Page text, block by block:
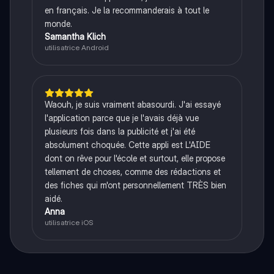
en français. Je la recommanderais à tout le
monde.
Samantha Klich
utilisatrice Android
Waouh, je suis vraiment abasourdi. J'ai essayé
l'application parce que je l'avais déjà vue
plusieurs fois dans la publicité et j'ai été
absolument choquée. Cette appli est L'AIDE
dont on rêve pour l'école et surtout, elle propose
tellement de choses, comme des rédactions et
des fiches qui m'ont personnellement TRÈS bien
aidé.
Anna
utilisatrice iOS